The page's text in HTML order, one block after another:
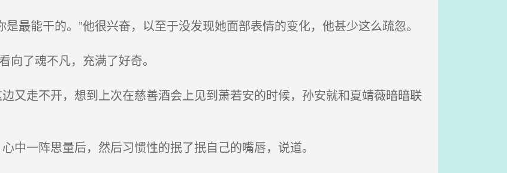
能干的。”他很兴奋，以至于没发现她面部表情的变化，他甚少这么疏忽。
了魂不凡，充满了好奇。
不开，想到上次在慈善酒会上见到萧若安的时候，孙安就和夏靖薇暗暗联
阵思量后，然后习惯性的抿了抿自己的嘴唇，说道。